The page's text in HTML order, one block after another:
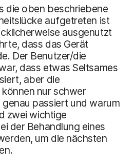
die oben beschriebene
aufgetreten ist
ausgenutzt
dass das Gerät
Der Benutzer/die
dass etwas Seltsames
aber die
nur schwer
passiert und warum
zwei wichtige
der Behandlung eines
um die nächsten